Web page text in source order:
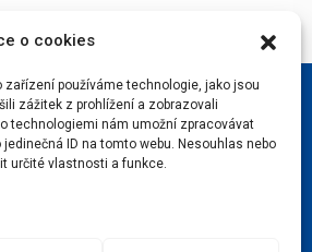
o cookies
používáme technologie, jako jsou
zážitek z prohlížení a zobrazovali
technologiemi nám umožní zpracovávat
ID na tomto webu. Nesouhlas nebo
určité vlastnosti a funkce.